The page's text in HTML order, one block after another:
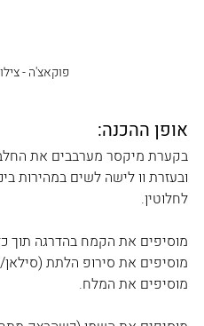
פוקאצ'ה -
אופן ההכנה:
בקערת מיקסר מערבבים את
ובעזרת וו לישה לשים במהירות
לחלוטין.
מוסיפים את הקמח בהדרגה תוך
מוסיפים את סירופ הלתת
מוסיפים את המלח.